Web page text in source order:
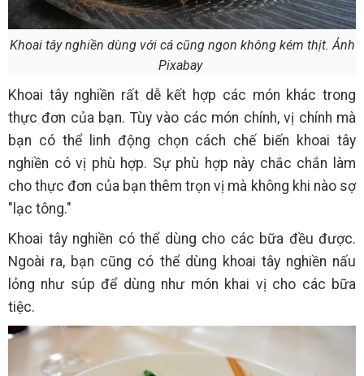
Khoai tây nghiền dùng với cá cũng ngon không kém thịt. Ảnh
Pixabay
Khoai tây nghiền rất dễ kết hợp các món khác trong
thực đơn của bạn. Tùy vào các món chính, vị chính mà
bạn có thể linh động chọn cách chế biến khoai tây
nghiền có vị phù hợp. Sự phù hợp này chắc chắn làm
cho thực đơn của bạn thêm trọn vị mà không khi nào sợ
"lạc tông."
Khoai tây nghiền có thể dùng cho các bữa đều được.
Ngoài ra, bạn cũng có thể dùng khoai tây nghiền nấu
lỏng như súp để dùng như món khai vị cho các bữa
tiệc.